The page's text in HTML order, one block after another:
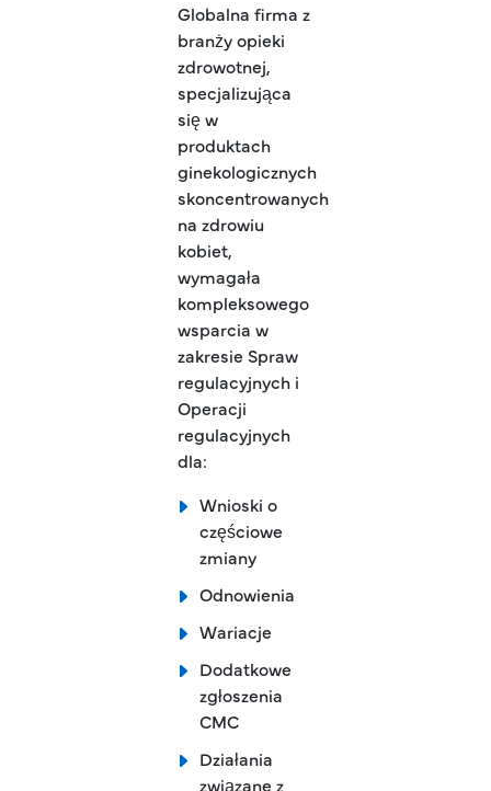
Globalna firma z
branży opieki
zdrowotnej,
specjalizująca
się w
produktach
ginekologicznych
skoncentrowanych
na zdrowiu
kobiet,
wymagała
kompleksowego
wsparcia w
zakresie Spraw
regulacyjnych i
Operacji
regulacyjnych
dla:
Wnioski o
częściowe
zmiany
Odnowienia
Wariacje
Dodatkowe
zgłoszenia
CMC
Działania
związane z